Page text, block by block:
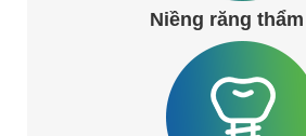
Niềng răng